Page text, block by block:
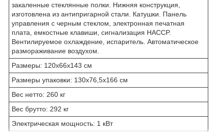
закаленные стеклянные полки. Нижняя конструкция,
изготовлена из антипригарной стали. Катушки. Панель
управления с черным стеклом, электронная печатная
плата, емкостные клавиши, сигнализация HACCP.
Вентилируемое охлаждение, испаритель. Автоматическое
размораживание воздухом.
Размеры: 120x66x143 см
Размеры упаковки: 130x76,5x166 см
Вес нетто: 260 кг
Вес брутто: 292 кг
Электрическая мощность: 1 кВт